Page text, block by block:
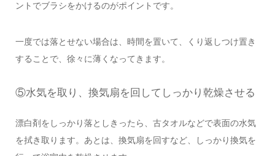
ントでブラシをかけるのがポイントです。
一度では落とせない場合は、時間を置いて、くり返しつけ置き
することで、徐々に薄くなってきます。
⑤水気を取り、換気扇を回してしっかり乾燥させる
漂白剤をしっかり落としきったら、古タオルなどで表面の水気
を拭き取ります。あとは、換気扇を回すなど、しっかり換気を